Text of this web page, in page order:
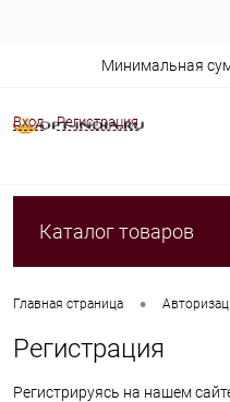
Вход Регистрация
Минимальная
Каталог товаров
Главная страница •
Регистрация
Регистрируясь на нашем